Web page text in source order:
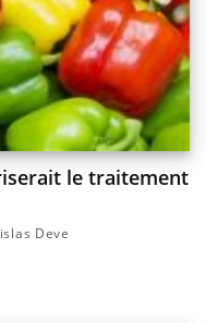
le traitement
Deve